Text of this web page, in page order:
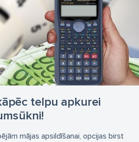
furnitūra ESK
AC&R
šķidruma atdalītāji
aģentiem
CPS
Refco
IMPERIAL instrumenti
Carrier
CARRIER
mobilie kondicionieri
Ķīmija aukstuma iekārtu apkalpošanai
telpu apkurei
mājas apsildīšanai, opcijas birst